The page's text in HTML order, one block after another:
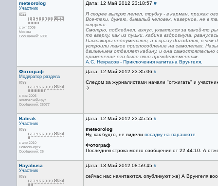
meteorolog
Участник
с окт 2005
Москва
Сообщений: 6001
Дата: 12 Май 2012 23:18:57 #
Я скорее вытряс пепел, трубку - в карман, прижал
Все-таки, думаю, бывалый человек, наверное, не в
струсил.
Смотрю, побледнел, ахнул, ухватился за какой-то
то вверху, как из пушки, кабина вздрогнула,
Пассажиры недоумевают, а я сразу догадался, в
устроили такое приспособление на самолетах.
движением отделяет кабину, и она самостоятельно
применение его было явно преждевременным.
А.С. Некрасов - Приключения капитана Врунгеля.
Фотограф
Модератор раздела
с янв 2006
Чкаловский-Круг
Сообщений: 25077
Дата: 12 Май 2012 23:35:06 #
Следом за журналистами начали "отжигать" и
:)
Babrak
Участник
с апр 2010
Новосибирск
Сообщений: 25
Дата: 12 Май 2012 23:45:55 #
meteorolog
Ну, как будто, не видели посадку на парашюте
Фотограф
Последняя строка моего сообщения от 22:44:10. А
Hayabusa
Участник
Дата: 13 Май 2012 08:59:45 #
сейчас нас начитаются, опубликуют же) А Врунгеля